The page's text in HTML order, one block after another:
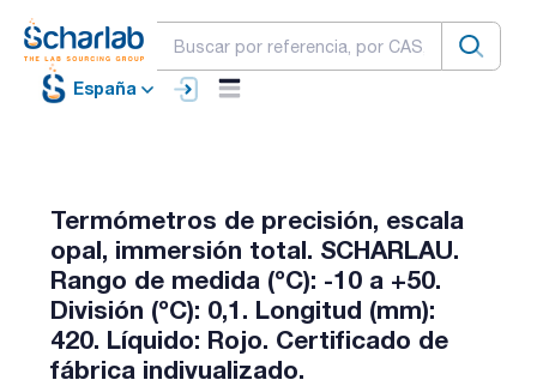
España
Termómetros de precisión, escala
opal, immersión total. SCHARLAU.
Rango de medida (ºC): -10 a +50.
División (ºC): 0,1. Longitud (mm):
420. Líquido: Rojo. Certificado de
fábrica indivualizado.